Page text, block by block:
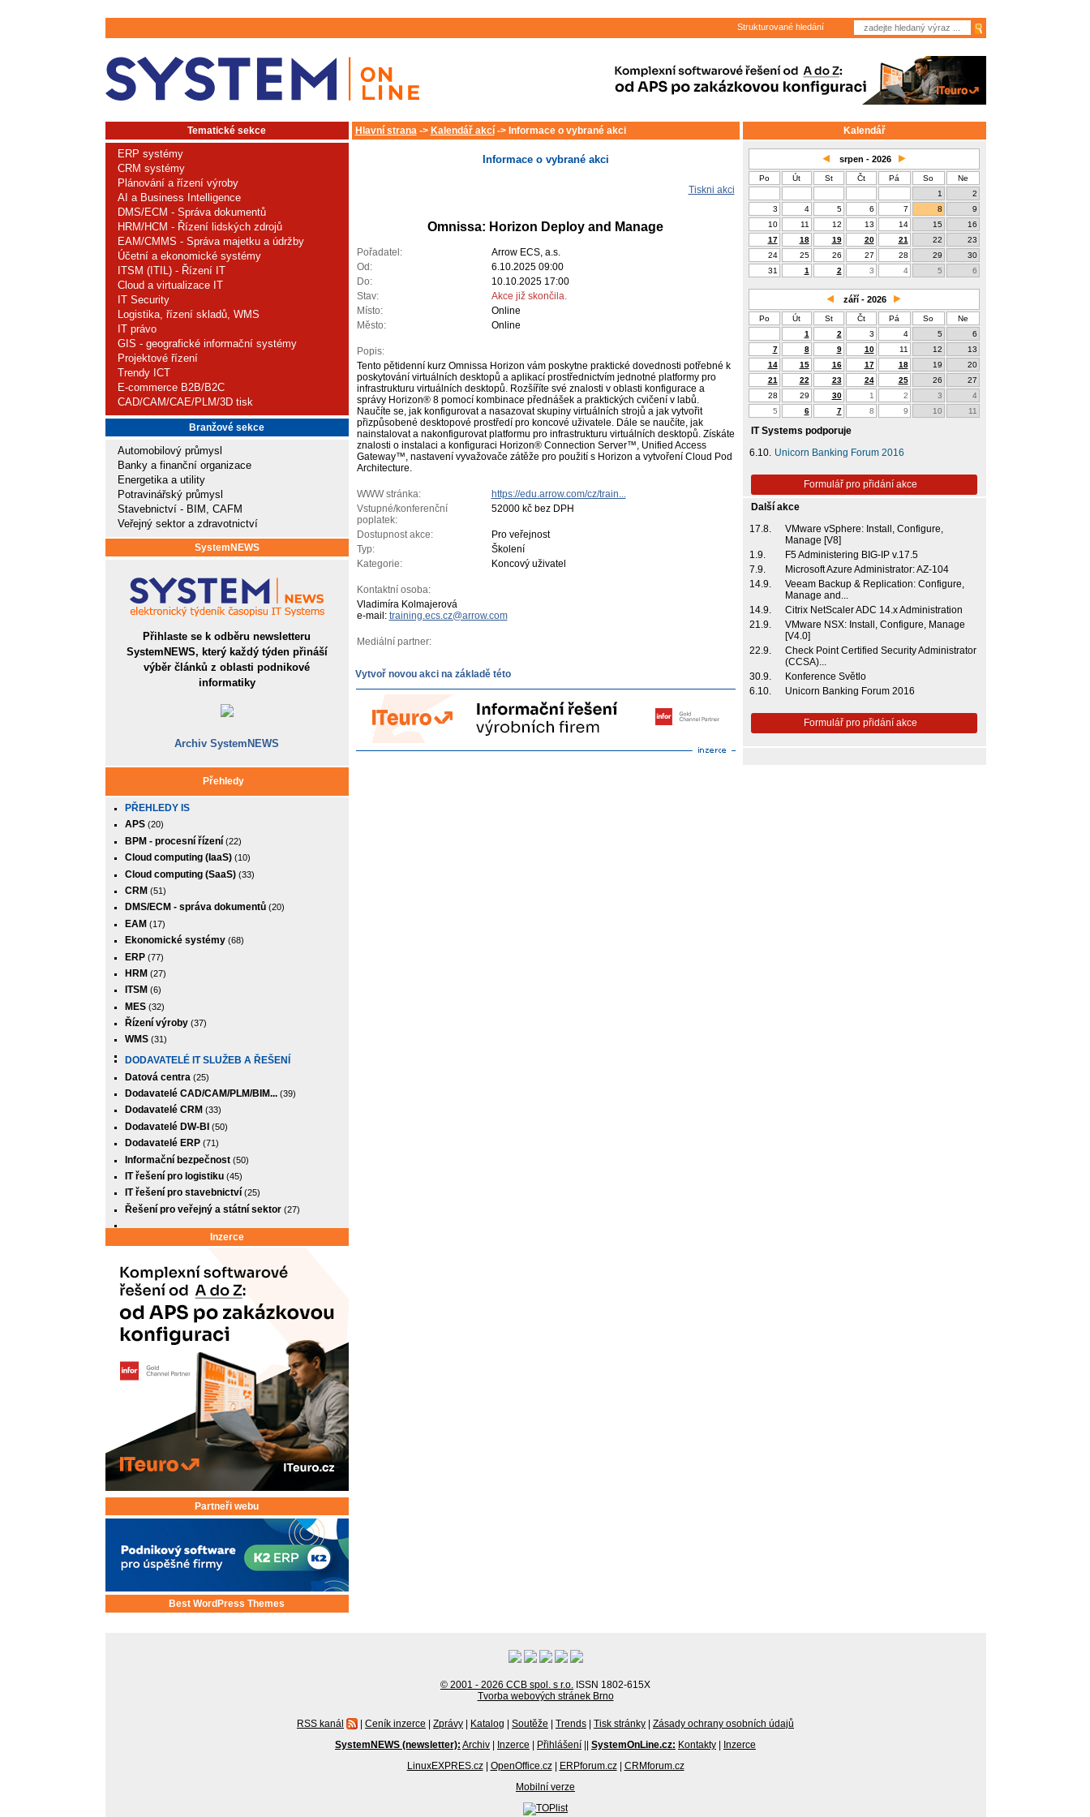
Strukturované hledání
Tematické sekce
ERP systémy
CRM systémy
Plánování a řízení výroby
AI a Business Intelligence
DMS/ECM - Správa dokumentů
HRM/HCM - Řízení lidských zdrojů
EAM/CMMS - Správa majetku a údržby
Účetní a ekonomické systémy
ITSM (ITIL) - Řízení IT
Cloud a virtualizace IT
IT Security
Logistika, řízení skladů, WMS
IT právo
GIS - geografické informační systémy
Projektové řízení
Trendy ICT
E-commerce B2B/B2C
CAD/CAM/CAE/PLM/3D tisk
Branžové sekce
Automobilový průmysl
Banky a finanční organizace
Energetika a utility
Potravinářský průmysl
Stavebnictví - BIM, CAFM
Veřejný sektor a zdravotnictví
SystemNEWS
Přihlaste se k odběru newsletteru
SystemNEWS, který každý týden přináší
výběr článků z oblasti podnikové
informatiky
Archiv SystemNEWS
Přehledy
PŘEHLEDY IS
APS(20)
BPM - procesní řízení(22)
Cloud computing (IaaS)(10)
Cloud computing (SaaS)(33)
CRM (51)
DMS/ECM - správa dokumentů(20)
EAM (17)
Ekonomické systémy(68)
ERP(77)
HRM (27)
ITSM (6)
MES(32)
Řízení výroby(37)
WMS(31)
DODAVATELÉ IT SLUŽEB A ŘEŠENÍ
Datová centra (25)
Dodavatelé CAD/CAM/PLM/BIM...(39)
Dodavatelé CRM (33)
Dodavatelé DW-BI (50)
Dodavatelé ERP(71)
Informační bezpečnost(50)
IT řešení pro logistiku(45)
IT řešení pro stavebnictví(25)
Řešení pro veřejný a státní sektor(27)
Inzerce
Partneři webu
Best WordPress Themes
Hlavní strana-> Kalendář akcí-> Informace o vybrané akci
Informace o vybrané akci
Tiskni akci
Omnissa: Horizon Deploy and Manage
Pořadatel:
Arrow ECS, a.s.
Od:
6.10.2025 09:00
Do:
10.10.2025 17:00
Stav:
Akce již skončila.
Místo:
Online
Město:
Online
Popis:
Tento pětidenní kurz Omnissa Horizon vám poskytne praktické dovednosti potřebné k
poskytování virtuálních desktopů a aplikací prostřednictvím jednotné platformy pro
infrastrukturu virtuálních desktopů. Rozšíříte své znalosti v oblasti konfigurace a
správy Horizon® 8 pomocí kombinace přednášek a praktických cvičení v labů.
Naučíte se, jak konfigurovat a nasazovat skupiny virtuálních strojů a jak vytvořit
přizpůsobené desktopové prostředí pro koncové uživatele. Dále se naučíte, jak
nainstalovat a nakonfigurovat platformu pro infrastrukturu virtuálních desktopů. Získáte
znalosti o instalaci a konfiguraci Horizon® Connection Server™, Unified Access
Gateway™, nastavení vyvažovače zátěže pro použití s Horizon a vytvoření Cloud Pod
Architecture.
WWW stránka:
https://edu.arrow.com/cz/train...
Vstupné/konferenční
poplatek:
52000 kč bez DPH
Dostupnost akce:
Pro veřejnost
Typ:
Školení
Kategorie:
Koncový uživatel
Kontaktní osoba:
Vladimíra Kolmajerová
e-mail: training.ecs.cz@arrow.com
Mediální partner:
Vytvoř novou akci na základě této
Kalendář
srpen - 2026
Po Út St Čt Pá So
Ne
1
2
3
4 5 6 7 8
9
10
11 12 13 14 15
16
17
18 19 20 21 22
23
24
25 26 27 28 29
30
31
1 2 3 4 5 6
září - 2026
Po Út St Čt Pá So
Ne
1
2 3 4 5
6
7
8 9 10 11 12
13
14
15 16 17 18 19
20
21
22 23 24 25 26
27
28
29 30 1 2 3
4
5
6 7 8 9 10 11
IT Systems podporuje
6.10. Unicorn Banking Forum 2016
Formulář pro přidání akce
Další akce
17.8.
VMware vSphere: Install, Configure,
Manage [V8]
1.9.
F5 Administering BIG-IP v.17.5
7.9.
Microsoft Azure Administrator: AZ-104
14.9.
Veeam Backup & Replication: Configure,
Manage and...
14.9.
Citrix NetScaler ADC 14.x Administration
21.9.
VMware NSX: Install, Configure, Manage
[V4.0]
22.9.
Check Point Certified Security Administrator
(CCSA)...
30.9.
Konference Světlo
6.10.
Unicorn Banking Forum 2016
Formulář pro přidání akce
© 2001 - 2026 CCB spol. s r.o. ISSN 1802-615X
Tvorba webových stránek Brno
RSS kanál | Ceník inzerce | Zprávy | Katalog | Soutěže | Trends | Tisk stránky | Zásady ochrany osobních údajů
SystemNEWS (newsletter): Archiv | Inzerce | Přihlášení || SystemOnLine.cz: Kontakty | Inzerce
LinuxEXPRES.cz | OpenOffice.cz | ERPforum.cz | CRMforum.cz
Mobilní verze